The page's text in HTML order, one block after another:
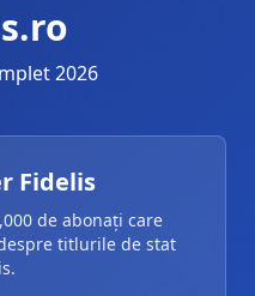
2026
Fidelis
de abonați care
titlurile de stat